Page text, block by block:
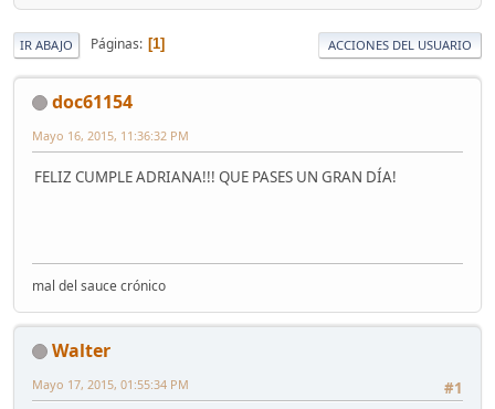
IR ABAJO Páginas 1 ACCIONES DEL USUARIO
doc61154
Mayo 16, 2015, 11:36:32 PM
FELIZ CUMPLE ADRIANA!!! QUE PASES UN GRAN DÍA!
mal del sauce crónico
Walter
#1
Mayo 17, 2015, 01:55:34 PM